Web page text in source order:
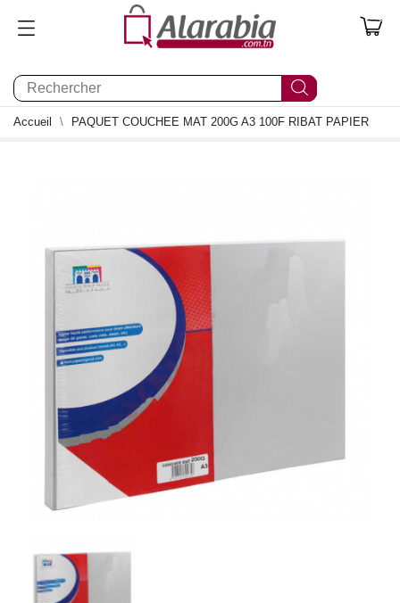
0
Accueil PAQUET COUCHEE MAT 200G A3 100F RIBAT PAPIER